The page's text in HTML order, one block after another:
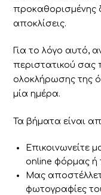
προκαθορισμένης
αποκλίσεις.
Για το λόγο αυτό,
περιστατικού σας
ολοκλήρωσης της
μία ημέρα.
Τα βήματα είναι
Επικοινωνείτε
online φόρμας ή
Μας
φωτογραφίες